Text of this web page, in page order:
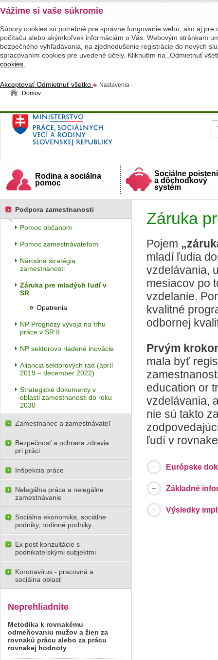
Vážime si vaše súkromie
Súbory cookies sú potrebné pre správne fungovanie webu, ako aj
počítaču alebo akýmkoľvek informáciám o Vás. Webovým stránkam
bezpečného vyhľadávania, na zjednodušenie registrácie do nových
spracovaním cookies pre uvedené účely. Kliknutím na „Odmietnuť
cookies.
AkceptovaťOdmietnuť všetko
Nastavenia
Domov
Ministerstvo práce, sociálnych vecí a rodiny
Slovenskej republiky
Rodina a sociálna
pomoc
Sociálne
a dôchodkový
systém
Záruka
Pojem
mladí ľudia
vzdelávania,
mesiacov po
vzdelanie.
kvalitné
odbornej
Prvým
mala byť
education or
vzdelávania,
nie sú takto
ľudí v
Európske
Základné
Výsledky
Podpora zamestnanosti
Pomoc občanom
Pomoc zamestnávateľom
Národná stratégia
zamestnanosti
Záruka pre mladých ľudí v
SR
Opatrenia
NP Prognózy vývoja na trhu
práce v SR II
NP sektorovo riadené inovácie
Aliancia sektorových rád (apríl
2019 – december 2022)
Strategické dokumenty v
oblasti zamestnanosti do roku
2030
Zamestnanec a zamestnávateľ
Bezpečnosť a ochrana zdravia
pri práci
Inšpekcia práce
Nelegálna práca a nelegálne
zamestnávanie
Sociálna ekonomika, sociálne
podniky, rodinné podniky
Ex post konzultácie s
podnikateľskými subjektmi
Koronavírus - pracovná a
sociálna oblasť
Neprehliadnite
Metodika k rovnakému
odmeňovaniu mužov a žien za
rovnakú prácu alebo za prácu
rovnakej hodnoty